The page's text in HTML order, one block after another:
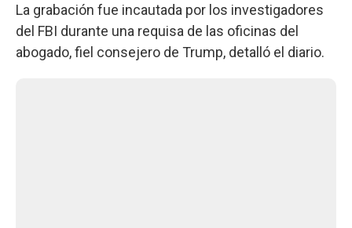
La grabación fue incautada por los investigadores
del FBI durante una requisa de las oficinas del
abogado, fiel consejero de Trump, detalló el diario.